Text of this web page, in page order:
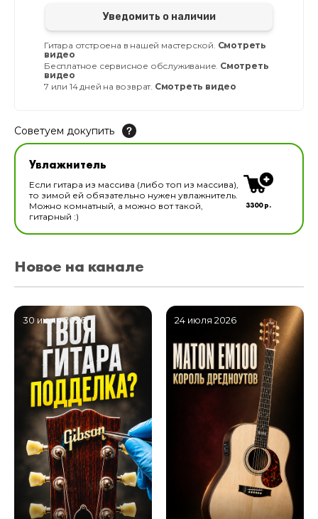
Уведомить о наличии
Гитара отстроена в нашей мастерской. Смотреть
видео
Бесплатное сервисное обслуживание. Смотреть
видео
7 или 14 дней на возврат. Смотреть видео
Советуем докупить
Увлажнитель для музыкальных инструментов
В наличии
Увлажнитель
Если гитара из массива (либо топ из массива),
то зимой ей обязательно нужен увлажнитель.
Можно комнатный, а можно вот такой,
гитарный :)
3300 р.
Новое на канале
30 июля 2026 24 июля 2026